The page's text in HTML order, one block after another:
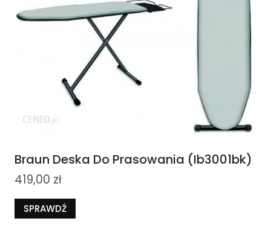
Braun Deska Do Prasowania (ib3001bk)
419,00 zł
SPRAWDŹ